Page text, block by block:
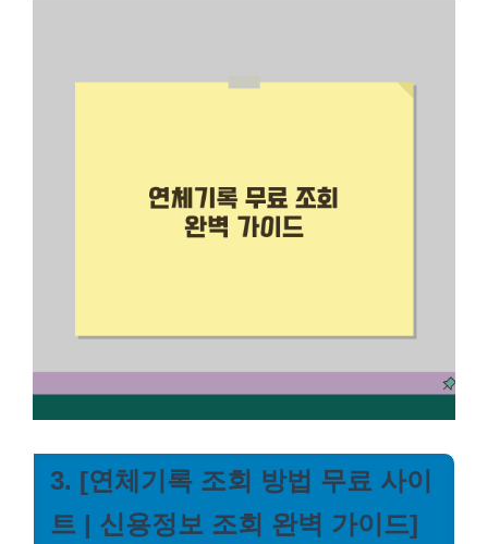
3. [연체기록 조회 방법 무료 사이
트 | 신용정보 조회 완벽 가이드]